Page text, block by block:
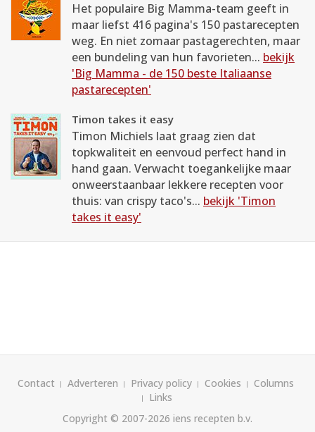
Het populaire Big Mamma-team geeft in
maar liefst 416 pagina's 150 pastarecepten
weg. En niet zomaar pastagerechten, maar
een bundeling van hun favorieten... bekijk
'Big Mamma - de 150 beste Italiaanse
pastarecepten'
Timon takes it easy
Timon Michiels laat graag zien dat
topkwaliteit en eenvoud perfect hand in
hand gaan. Verwacht toegankelijke maar
onweerstaanbaar lekkere recepten voor
thuis: van crispy taco's... bekijk 'Timon
takes it easy'
Contact Adverteren Privacy policy Cookies
Columns
Links
Copyright © 2007-2026 iens recepten b.v.